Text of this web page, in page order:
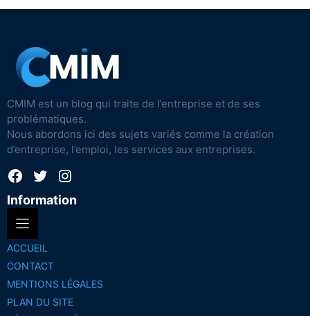
CMIM est un blog qui traite de l’entreprise et de ses
problématiques.
Nous abordons ici des sujets variés comme la création
d’entreprise, l’emploi, les services aux entreprises.
Facebook
TwitterInstagram
Information
ACCUEIL
CONTACT
MENTIONS LÉGALES
PLAN DU SITE